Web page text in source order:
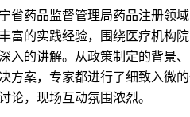
药品监督管理局药品注册领域
富的实践经验，围绕医疗机构
入的讲解。从政策制定的背景
方案，专家都进行了细致入微
论，现场互动氛围浓烈。